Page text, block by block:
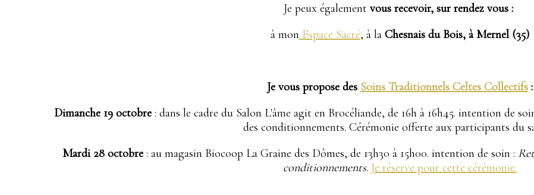
Je peux également vous recevoir, sur rendez vous :
à mon Espace Sacré, à la Chesnais du Bois, à Mernel (35)
Je vous propose des Soins Traditionnels Celtes Collectifs:
Dimanche 19 octobre: dans le cadre du Salon L'âme agit en Brocéliande, de 16h à 16h45. intention de
des conditionnements. Cérémonie offerte aux participants du
Mardi 28 octobre : au magasin Biocoop La Graine des Dômes, de 13h30 à 15h00. intention de soin :
conditionnements. Je réserve pour cette cérémonie.